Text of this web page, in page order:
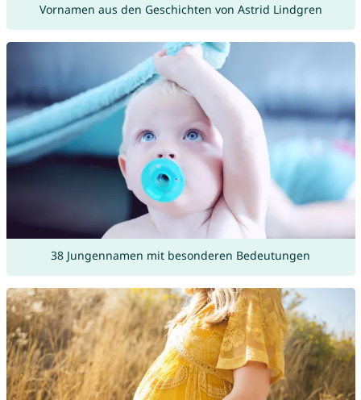
Vornamen aus den Geschichten von Astrid Lindgren
38 Jungennamen mit besonderen Bedeutungen